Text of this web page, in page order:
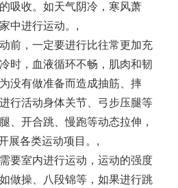
吸收。如天气阴冷，寒风萧
中进行运动。 ,
前，一定要进行比往常更加充
时，血液循环不畅，肌肉和韧
没有做准备而造成抽筋、摔
行活动身体关节、弓步压腿等
、开合跳、慢跑等动态拉伸，
展各类运动项目。 ,
要室内进行运动，运动的强度
做操、八段锦等，如果进行跳